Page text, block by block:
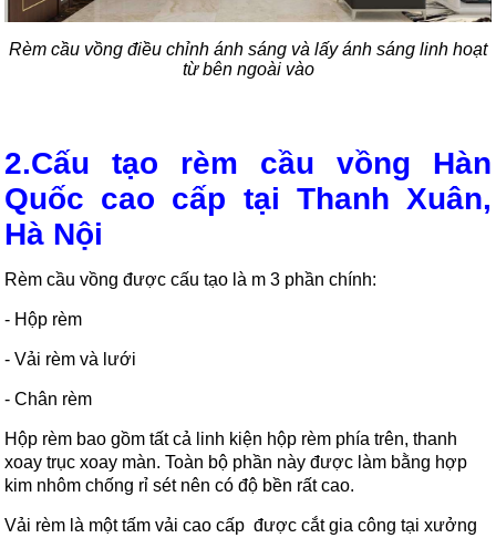
Rèm cầu vồng điều chỉnh ánh sáng và lấy ánh sáng linh hoạt
từ bên ngoài vào
2.Cấu tạo rèm cầu vồng Hàn
Quốc cao cấp tại Thanh Xuân,
Hà Nội
Rèm cầu vồng được cấu tạo là m 3 phần chính:
- Hộp rèm
- Vải rèm và lưới
- Chân rèm
Hộp rèm bao gồm tất cả linh kiện hộp rèm phía trên, thanh
xoay trục xoay màn. Toàn bộ phần này được làm bằng hợp
kim nhôm chống rỉ sét nên có độ bền rất cao.
Vải rèm là một tấm vải cao cấp được cắt gia công tại xưởng